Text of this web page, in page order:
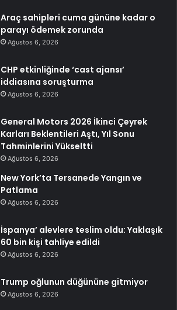
Araç sahipleri cuma gününe kadar o
parayı ödemek zorunda
Ağustos 6, 2026
CHP etkinliğinde ‘cast ajansı’
iddiasına soruşturma
Ağustos 6, 2026
General Motors 2026 İkinci Çeyrek
Karları Beklentileri Aştı, Yıl Sonu
Tahminlerini Yükseltti
Ağustos 6, 2026
New York’ta Tersanede Yangın ve
Patlama
Ağustos 6, 2026
İspanya’ alevlere teslim oldu: Yaklaşık
60 bin kişi tahliye edildi
Ağustos 6, 2026
Trump oğlunun düğününe gitmiyor
Ağustos 6, 2026